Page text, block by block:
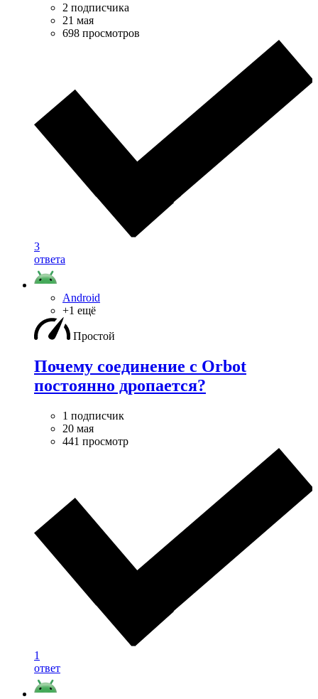
2 подписчика
21 мая
698 просмотров
3
ответа
Android
+1 ещё
Простой
Почему соединение с Orbot
постоянно дропается?
1 подписчик
20 мая
441 просмотр
1
ответ